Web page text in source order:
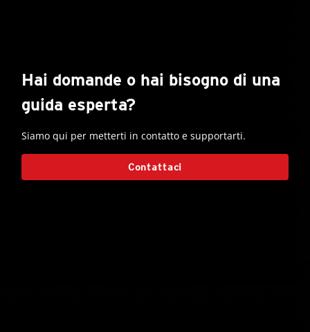
Hai domande o hai bisogno di una
guida esperta?
Siamo qui per metterti in contatto e supportarti.
Contattaci